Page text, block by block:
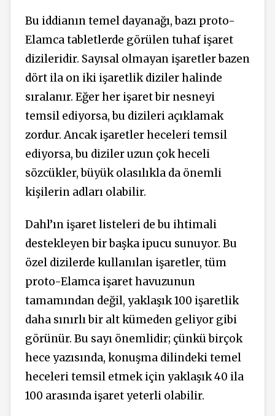
Bu iddianın temel dayanağı, bazı proto-
Elamca tabletlerde görülen tuhaf işaret
dizileridir. Sayısal olmayan işaretler bazen
dört ila on iki işaretlik diziler halinde
sıralanır. Eğer her işaret bir nesneyi
temsil ediyorsa, bu dizileri açıklamak
zordur. Ancak işaretler heceleri temsil
ediyorsa, bu diziler uzun çok heceli
sözcükler, büyük olasılıkla da önemli
kişilerin adları olabilir.
Dahl’ın işaret listeleri de bu ihtimali
destekleyen bir başka ipucu sunuyor. Bu
özel dizilerde kullanılan işaretler, tüm
proto-Elamca işaret havuzunun
tamamından değil, yaklaşık 100 işaretlik
daha sınırlı bir alt kümeden geliyor gibi
görünür. Bu sayı önemlidir; çünkü birçok
hece yazısında, konuşma dilindeki temel
heceleri temsil etmek için yaklaşık 40 ila
100 arasında işaret yeterli olabilir.